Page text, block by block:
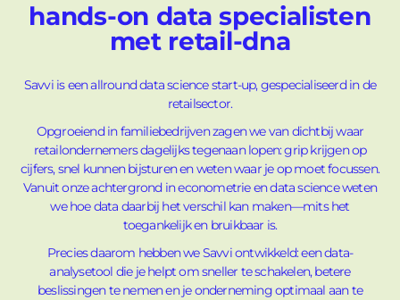
hands-on data specialisten
met retail-dna
Savvi is een allround data science start-up, gespecialiseerd in de
retailsector.
Opgroeiend in familiebedrijven zagen we van dichtbij waar
retailondernemers dagelijks tegenaan lopen: grip krijgen op
cijfers, snel kunnen bijsturen en weten waar je op moet focussen.
Vanuit onze achtergrond in econometrie en data science weten
we hoe data daarbij het verschil kan maken—mits het
toegankelijk en bruikbaar is.
Precies daarom hebben we Savvi ontwikkeld: een data-
analysetool die je helpt om sneller te schakelen, betere
beslissingen te nemen en je onderneming optimaal aan te